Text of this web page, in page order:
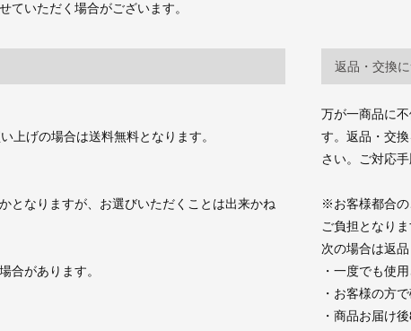
ていただく場合がございます。
上げの場合は送料無料となります。
となりますが、お選びいただくことは出来かね
合があります。
返品・交換
万が一商品に
す。返品・交
さい。ご対応
※お客様都合の
ご負担となり
次の場合は返
・一度でも使
・お客様の方
・商品お届け